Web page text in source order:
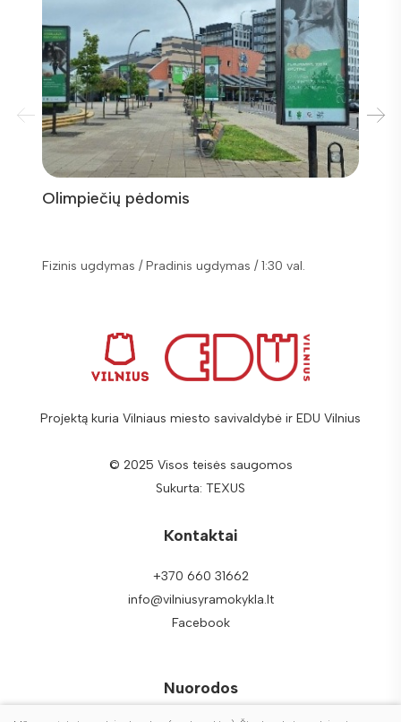
Olimpiečių pėdomis
Fizinis ugdymas / Pradinis ugdymas / 1:30 val.
Projektą kuria Vilniaus miesto savivaldybė ir EDU Vilnius
© 2025 Visos teisės saugomos
Sukurta: TEXUS
Kontaktai
+370 660 31662
info@vilniusyramokykla.lt
Facebook
Nuorodos